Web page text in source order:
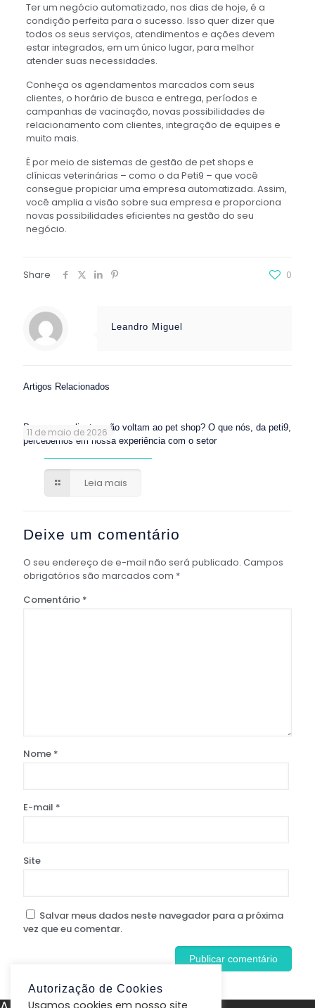
Ter um negócio automatizado, nos dias de hoje, é a
condição perfeita para o sucesso. Isso quer dizer que
todos os seus serviços, atendimentos e ações devem
estar integrados, em um único lugar, para melhor
atender suas necessidades.
Conheça os agendamentos marcados com seus
clientes, o horário de busca e entrega, períodos e
campanhas de vacinação, novas possibilidades de
relacionamento com clientes, integração de equipes e
muito mais.
É por meio de sistemas de gestão de pet shops e
clínicas veterinárias – como o da Peti9 – que você
consegue propiciar uma empresa automatizada. Assim,
você amplia a visão sobre sua empresa e proporciona
novas possibilidades eficientes na gestão do seu
negócio.
Share 0
Leandro Miguel
Artigos Relacionados
11 de maio de 2026
Por que os clientes não voltam ao pet shop? O que nós, da peti9,
percebemos em nossa experiência com o setor
Leia mais
Deixe um comentário
O seu endereço de e-mail não será publicado. Campos
obrigatórios são marcados com *
Comentário *
Nome *
E-mail *
Site
Salvar meus dados neste navegador para a próxima
vez que eu comentar.
Autorização de Cookies
Usamos cookies em nosso site